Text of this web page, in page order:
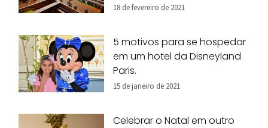
18 de fevereiro de 2021
5 motivos para se hospedar
em um hotel da Disneyland
Paris.
15 de janeiro de 2021
Celebrar o Natal em outro